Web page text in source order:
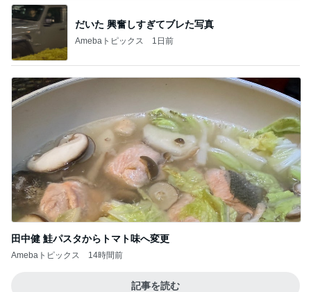
だいた 興奮しすぎてブレた写真
Amebaトピックス 1日前
田中健 鮭パスタからトマト味へ変更
Amebaトピックス 14時間前
記事を読む